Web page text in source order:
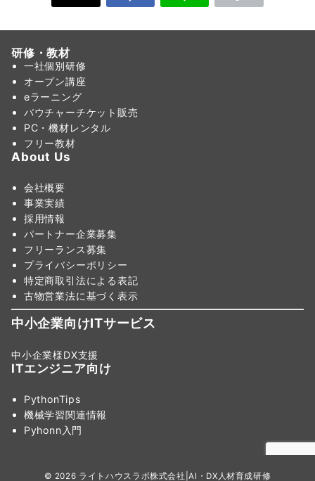
研修・教材
一社個別研修
オープン講座
eラーニング
バウチャーチケット販売
PC・機材レンタル
フリー教材
About Us
会社概要
事業実績
採用情報
パートナー企業募集
フリーランス募集
プライバシーポリシー
特定商取引法による表記
古物営業法に基づく表示
中小企業向けITサービス
中小企業様DX支援
ITエンジニア向け
PythonTips
機械学習関連情報
Pyhonn入門
© 2026 ライトハウスラボ株式会社|AI・DX人材育成研修